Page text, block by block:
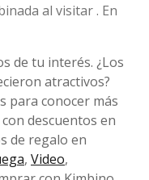
al visitar . En
de tu interés. ¿Los
atractivos?
para conocer más
descuentos en
de regalo en
, Video,